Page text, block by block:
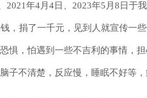
2021年4月4日、2023年5月8日
，捐了一千元，见到人就宣传一
惧，怕遇到一些不吉利的事情，
子不清楚，反应慢，睡眠不好等